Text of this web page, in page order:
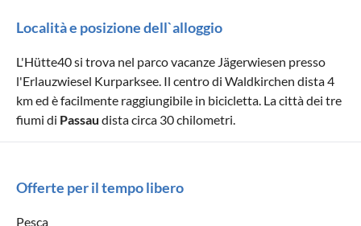
Località e posizione dell`alloggio
L'Hütte40 si trova nel parco vacanze Jägerwiesen presso
l'Erlauzwiesel Kurparksee. Il centro di Waldkirchen dista 4
km ed è facilmente raggiungibile in bicicletta. La città dei tre
fiumi di Passau dista circa 30 chilometri.
Offerte per il tempo libero
Pesca